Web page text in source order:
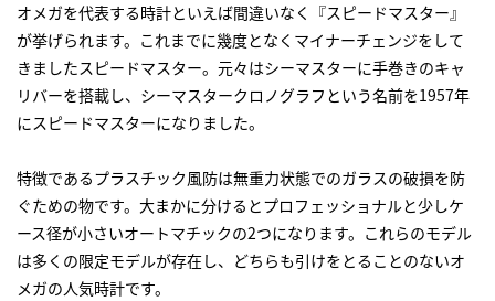
オメガを代表する時計といえば間違いなく『スピードマスター』
が挙げられます。これまでに幾度となくマイナーチェンジをして
きましたスピードマスター。元々はシーマスターに手巻きのキャ
リバーを搭載し、シーマスタークロノグラフという名前を1957年
にスピードマスターになりました。
特徴であるプラスチック風防は無重力状態でのガラスの破損を防
ぐための物です。大まかに分けるとプロフェッショナルと少しケ
ース径が小さいオートマチックの2つになります。これらのモデル
は多くの限定モデルが存在し、どちらも引けをとることのないオ
メガの人気時計です。